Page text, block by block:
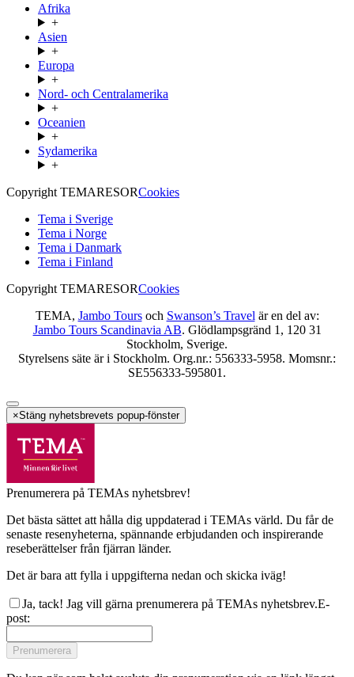
Afrika
+
Asien
+
Europa
+
Nord- och Centralamerika
+
Oceanien
+
Sydamerika
+
Copyright TEMARESORCookies
Tema i Sverige
Tema i Norge
Tema i Danmark
Tema i Finland
Copyright TEMARESORCookies
TEMA, Jambo Toursoch Swanson’s Travel är en del av:
Jambo Tours Scandinavia AB. Glödlampsgränd 1, 120 31
Stockholm, Sverige.
Styrelsens säte är i Stockholm. Org.nr.: 556333-5958. Momsnr.:
SE556333-595801.
×Stäng nyhetsbrevets popup-fönster
Prenumerera på TEMAs nyhetsbrev!
Det bästa sättet att hålla dig uppdaterad i TEMAs värld. Du får de
senaste resenyheterna, spännande erbjudanden och inspirerande
reseberättelser från fjärran länder.
Det är bara att fylla i uppgifterna nedan och skicka iväg!
Ja, tack! Jag vill gärna prenumerera på TEMAs nyhetsbrev.E-
post:
Prenumerera